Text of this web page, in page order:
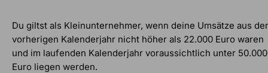
Du giltst als Kleinunternehmer, wenn deine Umsätze aus
vorherigen Kalenderjahr nicht höher als 22.000 Euro waren
und im laufenden Kalenderjahr voraussichtlich unter 50.000
Euro liegen werden.